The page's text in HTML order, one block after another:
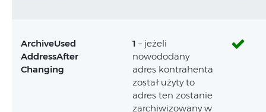
ArchiveUsed
AddressAfter
Changing
1 – jeżeli
nowododany
adres kontrahenta
został użyty to
adres ten zostanie
zarchiwizowany w